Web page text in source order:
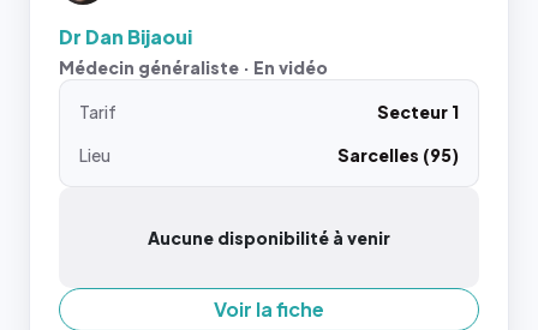
Dr Dan Bijaoui
Médecin généraliste · En vidéo
Tarif
Secteur 1
Lieu
Sarcelles (95)
Aucune disponibilité à venir
Voir la fiche